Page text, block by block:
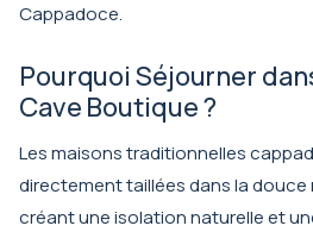
Cappadoce.
Pourquoi Séjourner
Cave Boutique ?
Les maisons traditionnelles
directement taillées dans la
créant une isolation naturelle et